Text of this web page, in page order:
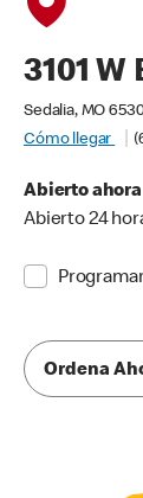
3101 W
Sedalia, MO
Cómo llegar
Abierto ahora
Abierto 24
Ordena